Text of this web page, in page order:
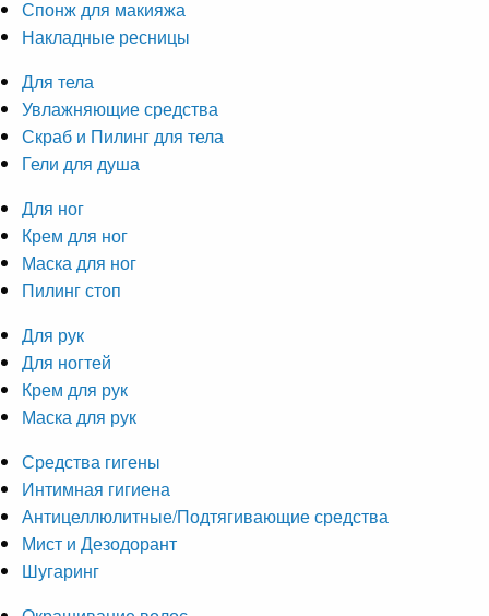
Спонж для макияжа
Накладные ресницы
Для тела
Увлажняющие средства
Скраб и Пилинг для тела
Гели для душа
Для ног
Крем для ног
Маска для ног
Пилинг стоп
Для рук
Для ногтей
Крем для рук
Маска для рук
Средства гигены
Интимная гигиена
Антицеллюлитные/Подтягивающие средства
Мист и Дезодорант
Шугаринг